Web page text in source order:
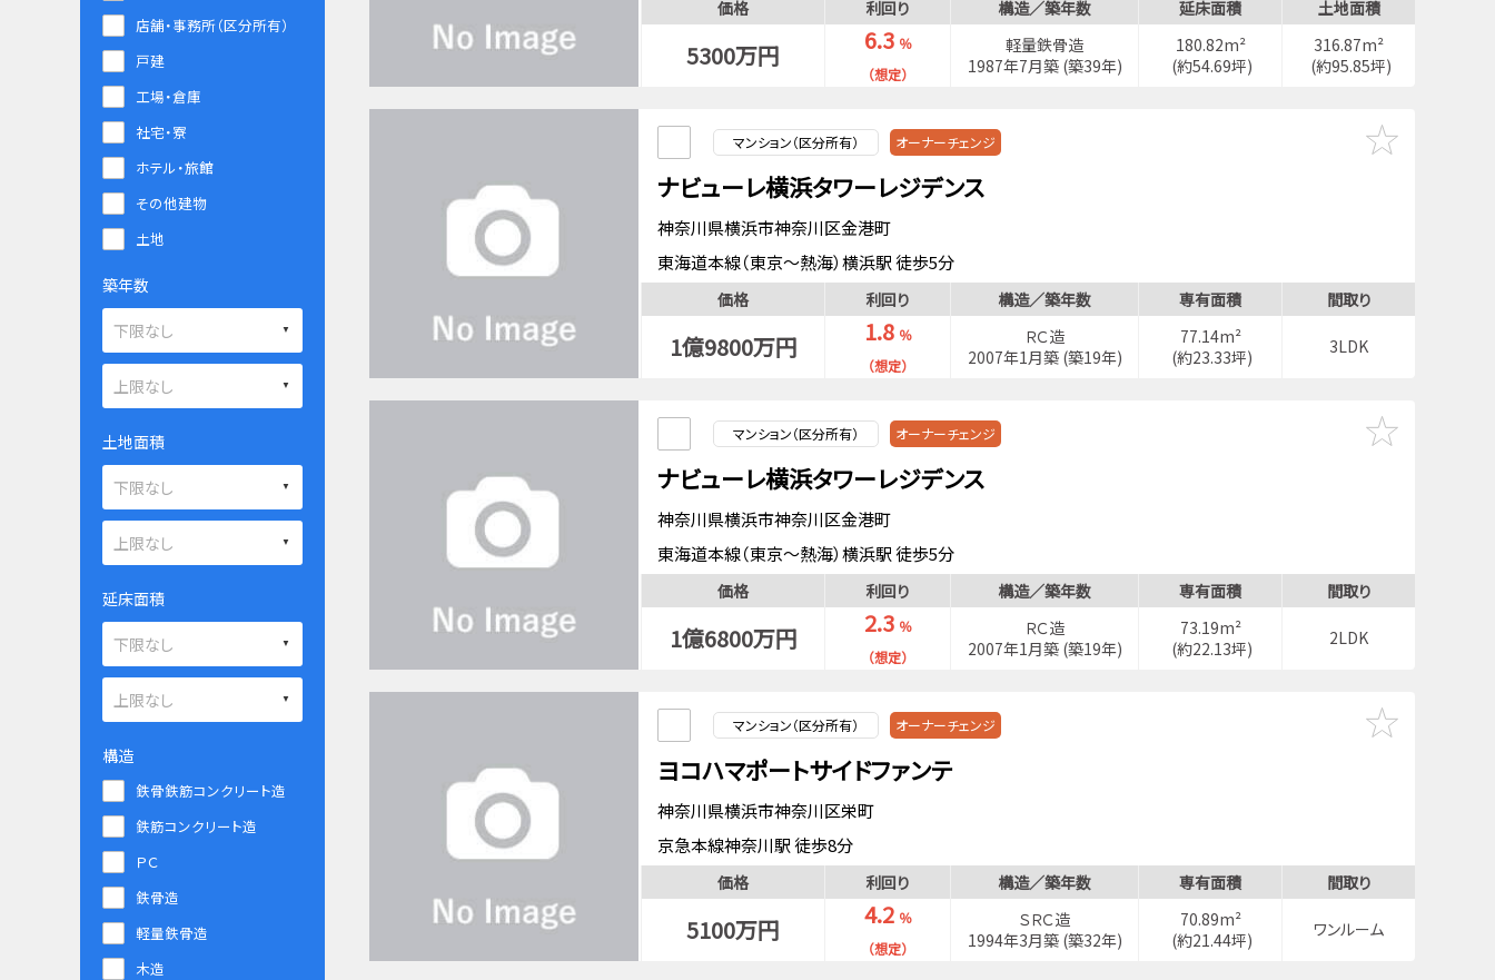
価格 利回り 構造／築年数 延床面積 土地面積
5300万円 6.3 ％
（想定）
軽量鉄骨造
1987年7月築 (築39年)
180.82m²
(約54.69坪)
316.87m²
(約95.85坪)
マンション（区分所有） オーナーチェンジ
ナビューレ横浜タワーレジデンス
神奈川県横浜市神奈川区金港町
東海道本線（東京～熱海）横浜駅 徒歩5分
東急東横線横浜駅 徒歩5分
京急本線横浜駅 徒歩5分
価格 利回り 構造／築年数 専有面積 間取り
1億9800万円 1.8 ％
（想定）
ＲＣ造
2007年1月築 (築19年)
77.14m²
(約23.33坪)
3LDK
マンション（区分所有） オーナーチェンジ
ナビューレ横浜タワーレジデンス
神奈川県横浜市神奈川区金港町
東海道本線（東京～熱海）横浜駅 徒歩5分
東急東横線横浜駅 徒歩5分
京急本線横浜駅 徒歩5分
価格 利回り 構造／築年数 専有面積 間取り
1億6800万円 2.3 ％
（想定）
ＲＣ造
2007年1月築 (築19年)
73.19m²
(約22.13坪)
2LDK
マンション（区分所有） オーナーチェンジ
ヨコハマポートサイドファンテ
神奈川県横浜市神奈川区栄町
京急本線神奈川駅 徒歩8分
東海道本線（東京～熱海）横浜駅 徒歩10分
東急東横線反町駅 徒歩14分
価格 利回り 構造／築年数 専有面積 間取り
5100万円 4.2 ％
（想定）
ＳＲＣ造
1994年3月築 (築32年)
70.89m²
(約21.44坪)
ワンルーム
店舗・事務所（区分所有）
戸建
工場・倉庫
社宅・寮
ホテル・旅館
その他建物
土地
築年数
土地面積
延床面積
構造
鉄骨鉄筋コンクリート造
鉄筋コンクリート造
ＰＣ
鉄骨造
軽量鉄骨造
木造